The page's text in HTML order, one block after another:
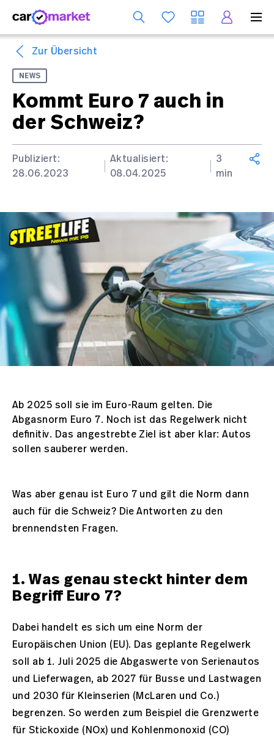
Zur Übersicht
NEWS
Kommt Euro 7 auch in
der Schweiz?
Publiziert:
28.06.2023
Aktualisiert:
08.04.2025
3
min
Ab 2025 soll sie im Euro-Raum gelten. Die
Abgasnorm Euro 7. Noch ist das Regelwerk nicht
definitiv. Das angestrebte Ziel ist aber klar: Autos
sollen sauberer werden.
Was aber genau ist Euro 7 und gilt die Norm dann
auch für die Schweiz? Die Antworten zu den
brennendsten Fragen.
1. Was genau steckt hinter dem
Begriff Euro 7?
Dabei handelt es sich um eine Norm der
Europäischen Union (EU). Das geplante Regelwerk
soll ab 1. Juli 2025 die Abgaswerte von Serienautos
und Lieferwagen, ab 2027 für Busse und Lastwagen
und 2030 für Kleinserien (McLaren und Co.)
begrenzen. So werden zum Beispiel die Grenzwerte
für Stickoxide (NOx) und Kohlenmonoxid (CO)